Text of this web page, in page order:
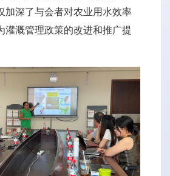
加深了与会者对农业用水效率
灌溉管理政策的改进和推广提